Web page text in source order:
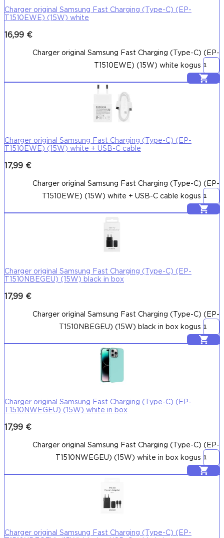
Charger original Samsung Fast Charging (Type-C) (EP-
T1510EWE) (15W) white
16,99 €
Charger original Samsung Fast Charging (Type-C) (EP-
T1510EWE) (15W) white kogus
Lisa korvi
Charger original Samsung Fast Charging (Type-C) (EP-
T1510EWE) (15W) white + USB-C cable
17,99 €
Charger original Samsung Fast Charging (Type-C) (EP-
T1510EWE) (15W) white + USB-C cable kogus
Lisa korvi
Charger original Samsung Fast Charging (Type-C) (EP-
T1510NBEGEU) (15W) black in box
17,99 €
Charger original Samsung Fast Charging (Type-C) (EP-
T1510NBEGEU) (15W) black in box kogus
Lisa korvi
Charger original Samsung Fast Charging (Type-C) (EP-
T1510NWEGEU) (15W) white in box
17,99 €
Charger original Samsung Fast Charging (Type-C) (EP-
T1510NWEGEU) (15W) white in box kogus
Lisa korvi
Charger original Samsung Fast Charging (Type-C) (EP-